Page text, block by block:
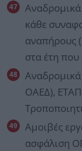
Αναδρομικά
κάθε
αναπήρους
στα έτη
ΟΑΕΔ),
Αμοιβές
ασφάλιση